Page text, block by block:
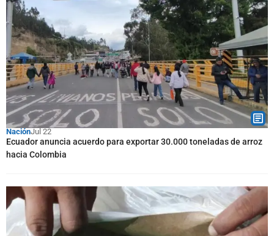
NaciónJul 22
Ecuador anuncia acuerdo para exportar 30.000 toneladas de arroz
hacia Colombia